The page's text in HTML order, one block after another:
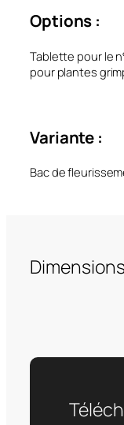
Options :
Tablette pour le
pour plantes
Variante :
Bac de
Dimensions